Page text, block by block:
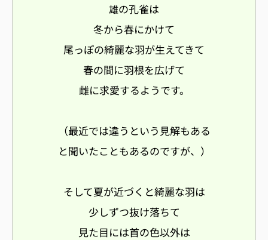
雄の孔雀は
冬から春にかけて
尾っぽの綺麗な羽が生えてきて
春の間に羽根を広げて
雌に求愛するようです。
（最近では違うという見解もある
と聞いたこともあるのですが、）
そして夏が近づくと綺麗な羽は
少しずつ抜け落ちて
見た目には首の色以外は